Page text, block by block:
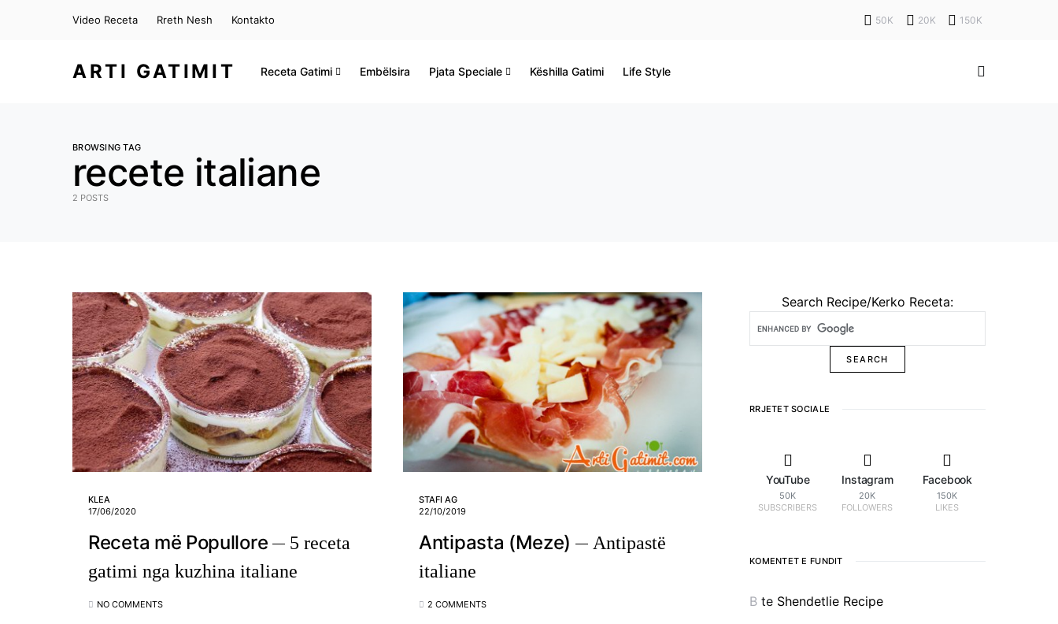
Video Receta Rreth Nesh Kontakto 50K 20K 150K
ARTI GATIMIT Receta Gatimi Embëlsira Pjata Speciale Këshilla Gatimi Life Style
BROWSING TAG
recete italiane
2 POSTS
KLEA
17/06/2020
Receta më Popullore
5 receta
gatimi nga kuzhina italiane
NO COMMENTS
STAFI AG
22/10/2019
Antipasta (Meze)
Antipastë
italiane
2 COMMENTS
Search Recipe/Kerko Receta:
RRJETET SOCIALE
YouTube
50K
SUBSCRIBERS
Instagram
20K
FOLLOWERS
Facebook
150K
LIKES
KOMENTET E FUNDIT
B te Shendetlie Recipe